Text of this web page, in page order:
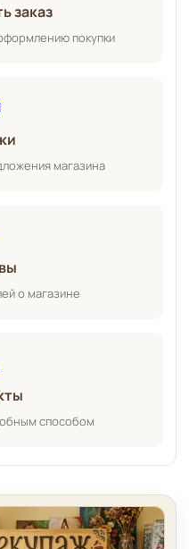
заказ
покупки
магазина
о магазине
способом